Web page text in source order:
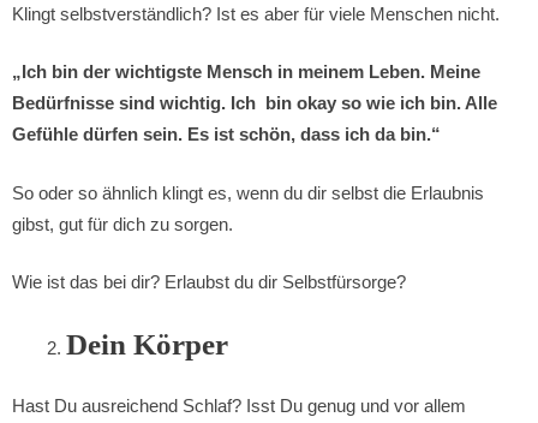
Klingt selbstverständlich? Ist es aber für viele Menschen nicht.
„Ich bin der wichtigste Mensch in meinem Leben. Meine
Bedürfnisse sind wichtig. Ich bin okay so wie ich bin. Alle
Gefühle dürfen sein. Es ist schön, dass ich da bin.“
So oder so ähnlich klingt es, wenn du dir selbst die Erlaubnis
gibst, gut für dich zu sorgen.
Wie ist das bei dir? Erlaubst du dir Selbstfürsorge?
Dein Körper
Hast Du ausreichend Schlaf? Isst Du genug und vor allem